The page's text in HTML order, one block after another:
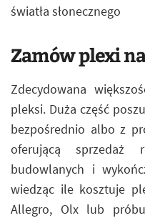
światła słonecznego
Zamów plexi
Zdecydowana
pleksi. Duża część
bezpośrednio albo z
oferującą sprzedaż
budowlanych i
wiedząc ile kosztuje
Allegro, Olx lub